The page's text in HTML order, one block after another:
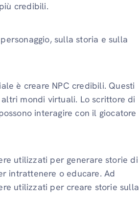
credibili.
sulla storia e sulla
è creare NPC credibili. Questi
mondi virtuali. Lo scrittore di
interagire con il giocatore
utilizzati per generare storie di
intrattenere o educare. Ad
utilizzati per creare storie sulla